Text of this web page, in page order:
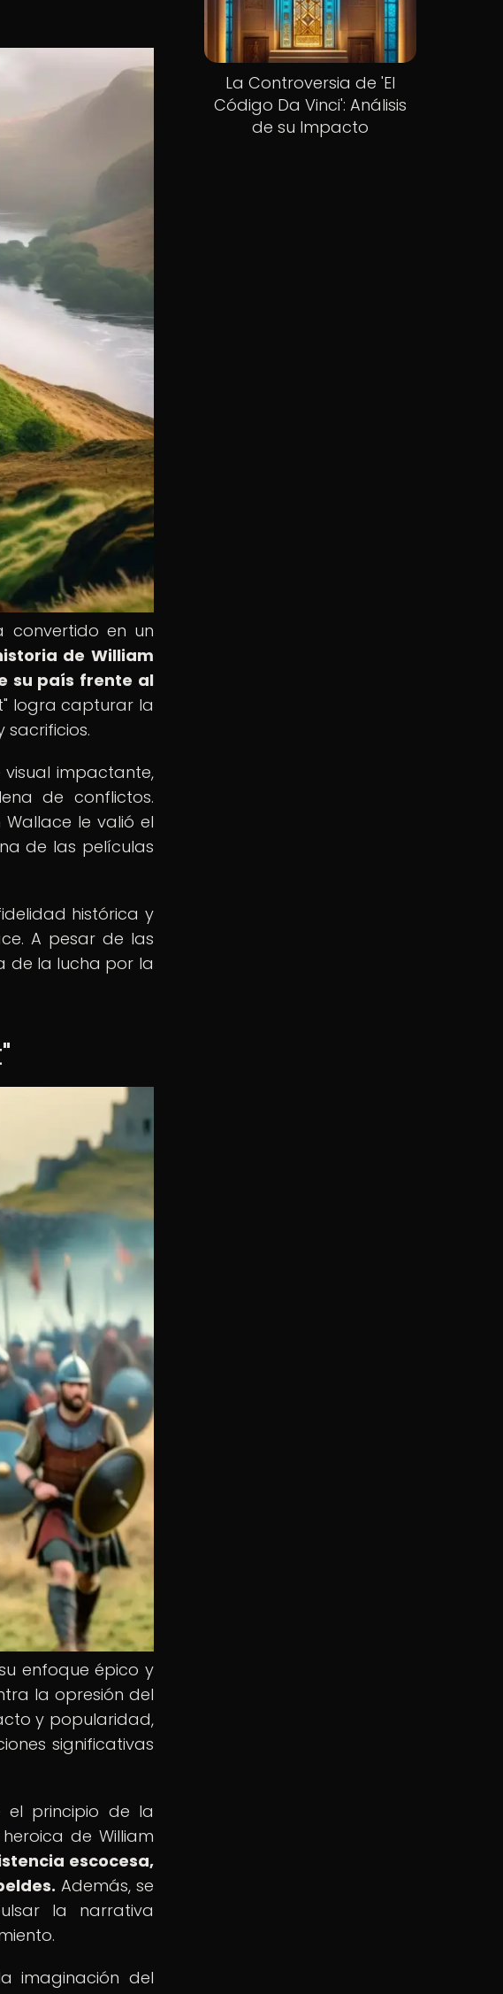
convertido en un
de William
su país frente al
logra capturar la
visual impactante,
de conflictos.
le valió el
de las películas
histórica y
A pesar de las
de la lucha por la
enfoque épico y
la opresión del
y popularidad,
significativas
el principio de la
de William
escocesa,
Además, se
la narrativa
imaginación del
La Controversia de 'El
Código Da Vinci': Análisis
de su Impacto